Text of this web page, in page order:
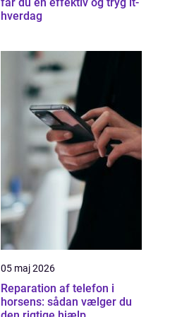
hverdag
05 maj 2026
Reparation af telefon i
horsens: sådan vælger du